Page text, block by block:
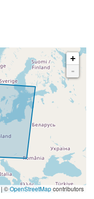
+
-
| ©OpenStreetMapcontributors